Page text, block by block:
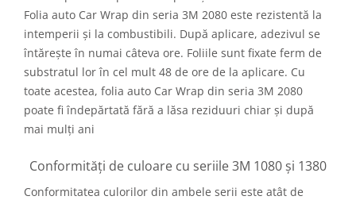
Folia auto Car Wrap din seria 3M 2080 este rezistentă la
intemperii și la combustibili. După aplicare, adezivul se
întărește în numai câteva ore. Foliile sunt fixate ferm de
substratul lor în cel mult 48 de ore de la aplicare. Cu
toate acestea, folia auto Car Wrap din seria 3M 2080
poate fi îndepărtată fără a lăsa reziduuri chiar și după
mai mulți ani
Conformități de culoare cu seriile 3M 1080 și 1380
Conformitatea culorilor din ambele serii este atât de